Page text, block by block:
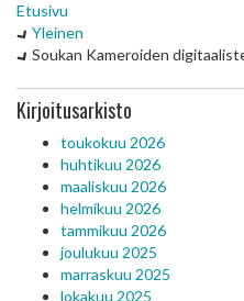
Etusivu
Yleinen
Soukan Kameroiden
Kirjoitusarkisto
toukokuu 2026
huhtikuu 2026
maaliskuu 2026
helmikuu 2026
tammikuu 2026
joulukuu 2025
marraskuu 2025
lokakuu 2025